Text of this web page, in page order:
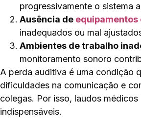
progressivamente o sistema
Ausência de equipamentos
inadequados ou mal
Ambientes de trabalho
monitoramento sonoro
A perda auditiva é uma condição
dificuldades na comunicação e
colegas. Por isso, laudos
indispensáveis.